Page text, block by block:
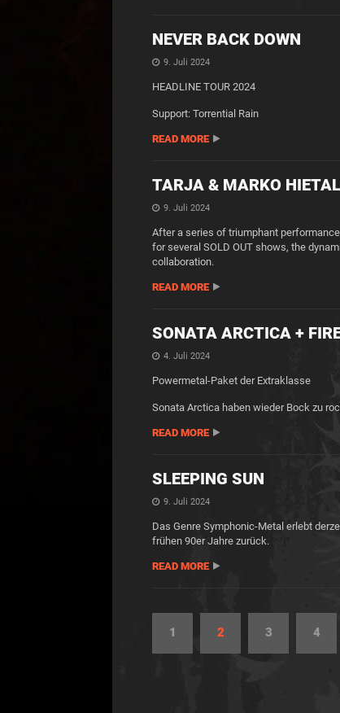
NEVER BACK DOWN
9. Juli 2024
HEADLINE TOUR 2024
Support: Torrential Rain
READ MORE
TARJA & MARKO
9. Juli 2024
After a series of triumphant
for several SOLD OUT shows, the
collaboration.
READ MORE
SONATA ARCTICA +
4. Juli 2024
Powermetal-Paket der Extraklasse
Sonata Arctica haben wieder Bock zu
READ MORE
SLEEPING SUN
9. Juli 2024
Das Genre Symphonic-Metal erlebt
frühen 90er Jahre zurück.
READ MORE
1 2 3 4